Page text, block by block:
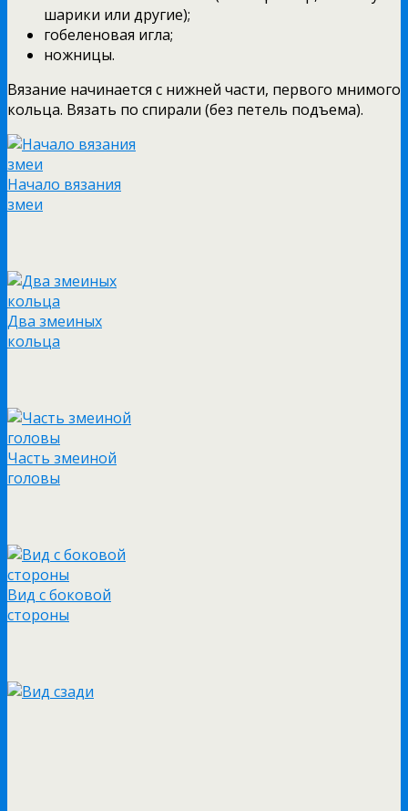
шарики или другие);
гобеленовая игла;
ножницы.
Вязание начинается с нижней части, первого мнимого
кольца. Вязать по спирали (без петель подъема).
Начало вязания
змеи
Два змеиных
кольца
Часть змеиной
головы
Вид с боковой
стороны